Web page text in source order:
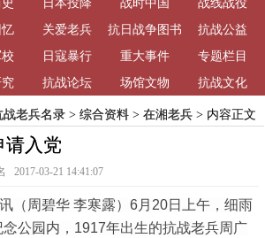
关爱老兵
抗日战争图书
馆
抗战公益
日寇暴行 重大事件
专题栏目
抗战论坛 场馆文物 抗战文化
战老兵名录> 综合资料> 在湘老兵> 内容正文
请入党
2017-03-21 14:41:07
（周碧华 李寒露）6月20日上午，细雨
公园内，1917年出生的抗战老兵周广